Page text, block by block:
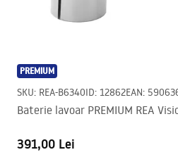
PREMIUM
SKU: REA-B6340ID: 12862EAN:
Baterie lavoar PREMIUM REA
391,00 Lei